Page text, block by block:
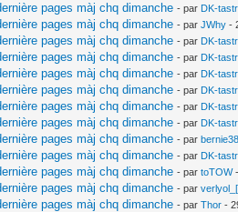
pages màj chq dimanche - par DK-
pages màj chq dimanche - parJWhy -
pages màj chq dimanche - par DK-
pages màj chq dimanche - par DK-
pages màj chq dimanche - par DK-
pages màj chq dimanche - par DK-
pages màj chq dimanche - par DK-
pages màj chq dimanche - par DK-
pages màj chq dimanche - parbernie38
pages màj chq dimanche - par DK-
pages màj chq dimanche - partoTOW-
pages màj chq dimanche - par
pages màj chq dimanche - parThor -